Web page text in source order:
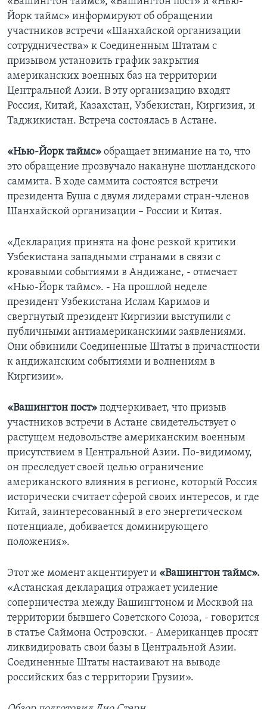
Йорк таймс» информируют об обращении
участников встречи «Шанхайской организации
сотрудничества» к Соединенным Штатам с
призывом установить график закрытия
американских военных баз на территории
Центральной Азии. В эту организацию входят
Россия, Китай, Казахстан, Узбекистан, Киргизия, и
Таджикистан. Встреча состоялась в Астане.
«Нью-Йорк таймс» обращает внимание на то, что
это обращение прозвучало накануне шотландского
саммита. В ходе саммита состоятся встречи
президента Буша с двумя лидерами стран-членов
Шанхайской организации – России и Китая.
«Декларация принята на фоне резкой критики
Узбекистана западными странами в связи с
кровавыми событиями в Андижане, - отмечает
«Нью-Йорк таймс». - На прошлой неделе
президент Узбекистана Ислам Каримов и
свергнутый президент Киргизии выступили с
публичными антиамериканскими заявлениями.
Они обвинили Соединенные Штаты в причастности
к андижанским событиями и волнениям в
Киргизии».
«Вашингтон пост» подчеркивает, что призыв
участников встречи в Астане свидетельствует о
растущем недовольстве американским военным
присутствием в Центральной Азии. По-видимому,
он преследует своей целью ограничение
американского влияния в регионе, который Россия
исторически считает сферой своих интересов, и где
Китай, заинтересованный в его энергетическом
потенциале, добивается доминирующего
положения».
Этот же момент акцентирует и «Вашингтон таймс».
«Астанская декларация отражает усиление
соперничества между Вашингтоном и Москвой на
территории бывшего Советского Союза, - говорится
в статье Саймона Островски. - Американцев просят
ликвидировать свои базы в Центральной Азии.
Соединенные Штаты настаивают на выводе
российских баз с территории Грузии».